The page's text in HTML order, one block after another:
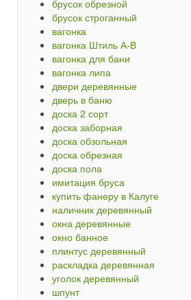
брусок обрезной
брусок строганный
вагонка
вагонка Штиль А-В
вагонка для бани
вагонка липа
двери деревянные
дверь в баню
доска 2 сорт
доска заборная
доска обзольная
доска обрезная
доска пола
имитация бруса
купить фанеру в Калуге
наличник деревянный
окна деревянные
окно банное
плинтус деревянный
раскладка деревянная
уголок деревянный
шпунт